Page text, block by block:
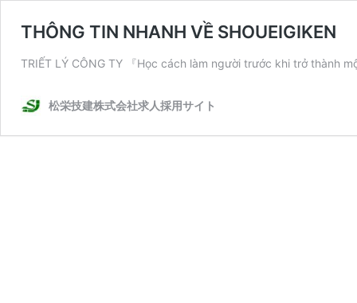
THÔNG TIN NHANH VỀ SHOUEIGIKEN
TRIẾT LÝ CÔNG TY 『Học cách làm người trước khi trở
松栄技建株式会社求人採用サイト